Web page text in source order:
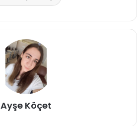
Ayşe Köçet